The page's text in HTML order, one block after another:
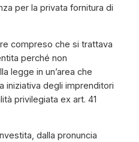
per la privata fornitura di
compreso che si trattava
perché non
legge in un’area che
iniziativa degli imprenditori
privilegiata ex art. 41
dalla pronuncia